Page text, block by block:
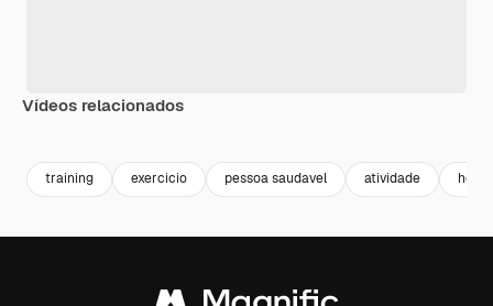
Vídeos relacionados
training exercicio pessoa saudavel atividade